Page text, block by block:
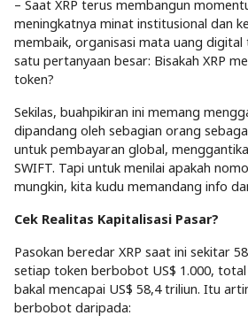
– Saat XRP terus membangun
meningkatnya minat institusional dan
membaik, organisasi mata uang
satu pertanyaan besar: Bisakah XRP
token?
Sekilas, buahpikiran ini memang
dipandang oleh sebagian orang
untuk pembayaran global,
SWIFT. Tapi untuk menilai apakah
mungkin, kita kudu memandang info
Cek Realitas Kapitalisasi Pasar?
Pasokan beredar XRP saat ini sekitar
setiap token berbobot US$ 1.000,
bakal mencapai US$ 58,4 triliun. Itu
berbobot daripada: